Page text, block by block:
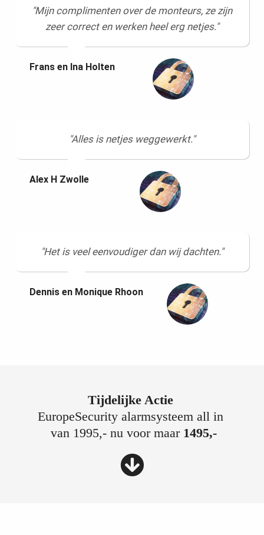
"Mijn complimenten over de monteurs, ze zijn
zeer correct en werken heel erg netjes."
Frans en Ina Holten
"Alles is netjes weggewerkt."
Alex H Zwolle
"Het is veel eenvoudiger dan wij dachten."
Dennis en Monique Rhoon
Tijdelijke Actie
EuropeSecurity alarmsysteem all in
van 1995,- nu voor maar 1495,-